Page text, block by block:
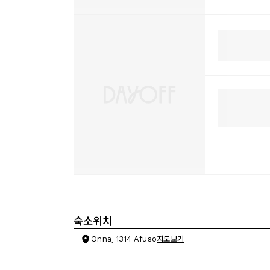
숙소위치
Onna, 1314 Afuso지도보기